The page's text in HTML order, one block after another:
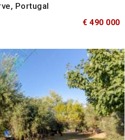
Portugal
€ 490 000